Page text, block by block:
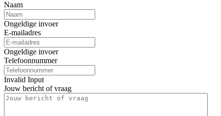
Naam
Ongeldige invoer
E-mailadres
Ongeldige invoer
Telefoonnummer
Invalid Input
Jouw bericht of vraag